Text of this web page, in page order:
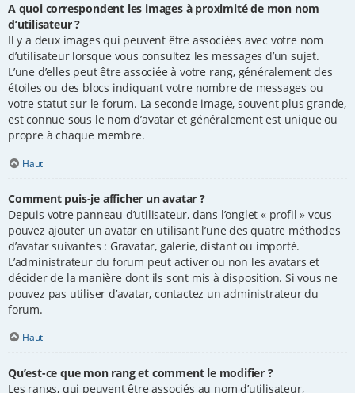
A quoi correspondent les images à proximité de mon nom
d’utilisateur ?
Il y a deux images qui peuvent être associées avec votre nom
d’utilisateur lorsque vous consultez les messages d’un sujet.
L’une d’elles peut être associée à votre rang, généralement des
étoiles ou des blocs indiquant votre nombre de messages ou
votre statut sur le forum. La seconde image, souvent plus grande,
est connue sous le nom d’avatar et généralement est unique ou
propre à chaque membre.
Haut
Comment puis-je afficher un avatar ?
Depuis votre panneau d’utilisateur, dans l’onglet « profil » vous
pouvez ajouter un avatar en utilisant l’une des quatre méthodes
d’avatar suivantes : Gravatar, galerie, distant ou importé.
L’administrateur du forum peut activer ou non les avatars et
décider de la manière dont ils sont mis à disposition. Si vous ne
pouvez pas utiliser d’avatar, contactez un administrateur du
forum.
Haut
Qu’est-ce que mon rang et comment le modifier ?
Les rangs, qui peuvent être associés au nom d’utilisateur,